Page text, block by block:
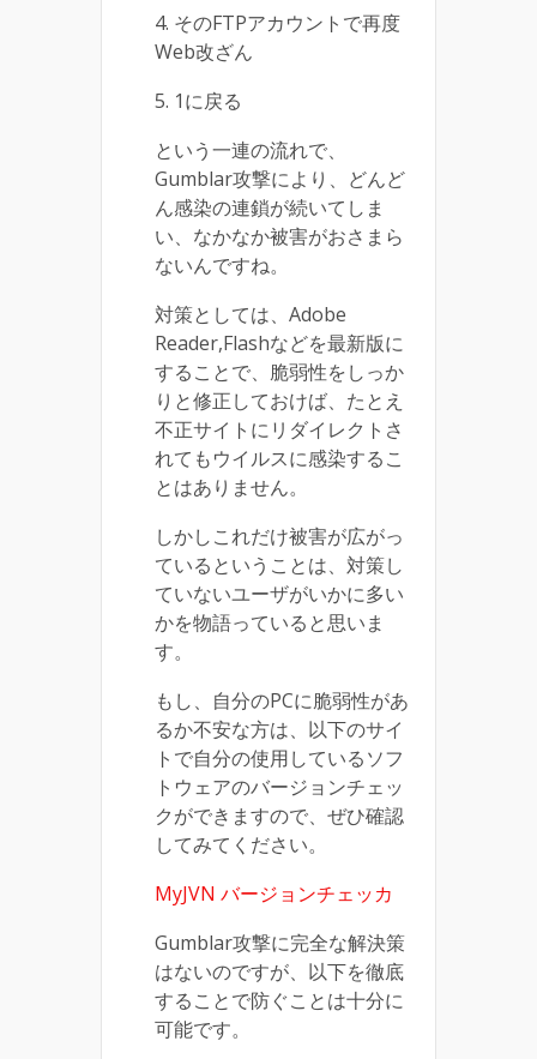
4. そのFTPアカウントで再度
Web改ざん
5. 1に戻る
という一連の流れで、
Gumblar攻撃により、どんど
ん感染の連鎖が続いてしま
い、なかなか被害がおさまら
ないんですね。
対策としては、Adobe
Reader,Flashなどを最新版に
することで、脆弱性をしっか
りと修正しておけば、たとえ
不正サイトにリダイレクトさ
れてもウイルスに感染するこ
とはありません。
しかしこれだけ被害が広がっ
ているということは、対策し
ていないユーザがいかに多い
かを物語っていると思いま
す。
もし、自分のPCに脆弱性があ
るか不安な方は、以下のサイ
トで自分の使用しているソフ
トウェアのバージョンチェッ
クができますので、ぜひ確認
してみてください。
MyJVN バージョンチェッカ
Gumblar攻撃に完全な解決策
はないのですが、以下を徹底
することで防ぐことは十分に
可能です。